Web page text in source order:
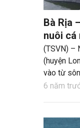
Bà Rịa
nuôi cá
(TSVN) –
(huyện
vào từ
biệt là cá
6 năm